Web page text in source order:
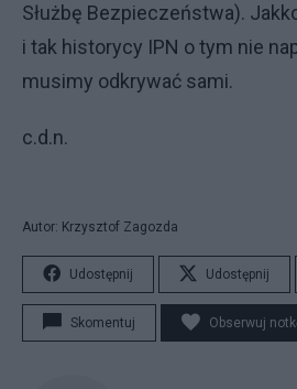
Służbę Bezpieczeństwa).
i tak historycy IPN o tym nie
musimy odkrywać sami.
c.d.n.
Autor: Krzysztof Zagozda
Udostępnij Udostępnij
Skomentuj Obserwuj